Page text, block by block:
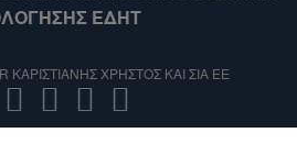
ΕΔΗΤ
ΚΑΡΙΣΤΙΑΝΗΣ ΧΡΗΣΤΟΣ ΚΑΙ ΣΙΑ ΕΕ